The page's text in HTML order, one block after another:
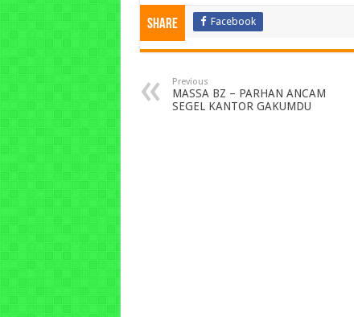
Share Facebook
Previous
MASSA BZ – PARHAN ANCAM
SEGEL KANTOR GAKUMDU